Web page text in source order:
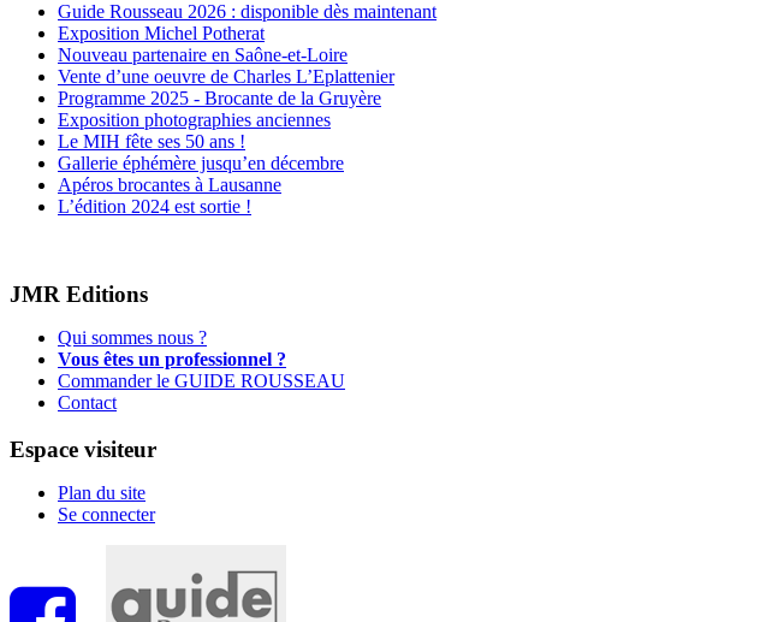
Guide Rousseau 2026 : disponible dès maintenant
Exposition Michel Potherat
Nouveau partenaire en Saône-et-Loire
Vente d’une oeuvre de Charles L’Eplattenier
Programme 2025 - Brocante de la Gruyère
Exposition photographies anciennes
Le MIH fête ses 50 ans !
Gallerie éphémère jusqu’en décembre
Apéros brocantes à Lausanne
L’édition 2024 est sortie !
JMR Editions
Qui sommes nous ?
Vous êtes un professionnel ?
Commander le GUIDE ROUSSEAU
Contact
Espace visiteur
Plan du site
Se connecter